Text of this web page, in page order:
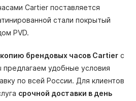
Cartier поставляется
стали покрытый
PVD.
копию брендовых часов Cartier с
предлагаем удобные условия
по всей России. Для клиентов
срочной доставки в день